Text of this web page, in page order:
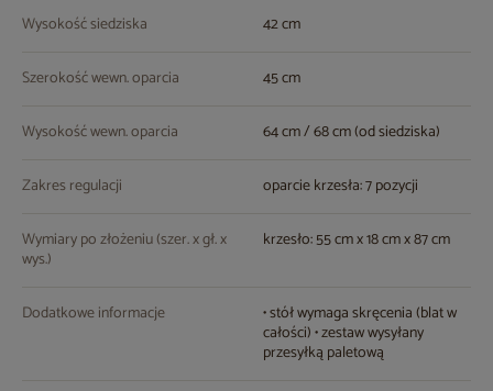
Wysokość siedziska 42 cm
Szerokość wewn. oparcia 45 cm
Wysokość wewn. oparcia 64 cm / 68 cm (od siedziska)
Zakres regulacji oparcie krzesła: 7 pozycji
Wymiary po złożeniu (szer. x gł. x
wys.)
krzesło: 55 cm x 18 cm x 87 cm
Dodatkowe informacje • stół wymaga skręcenia (blat w
całości) • zestaw wysyłany
przesyłką paletową